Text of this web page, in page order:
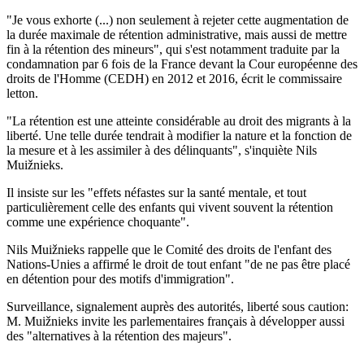
"Je vous exhorte (...) non seulement à rejeter cette augmentation de
la durée maximale de rétention administrative, mais aussi de mettre
fin à la rétention des mineurs", qui s'est notamment traduite par la
condamnation par 6 fois de la France devant la Cour européenne des
droits de l'Homme (CEDH) en 2012 et 2016, écrit le commissaire
letton.
"La rétention est une atteinte considérable au droit des migrants à la
liberté. Une telle durée tendrait à modifier la nature et la fonction de
la mesure et à les assimiler à des délinquants", s'inquiète Nils
Muižnieks.
Il insiste sur les "effets néfastes sur la santé mentale, et tout
particulièrement celle des enfants qui vivent souvent la rétention
comme une expérience choquante".
Nils Muižnieks rappelle que le Comité des droits de l'enfant des
Nations-Unies a affirmé le droit de tout enfant "de ne pas être placé
en détention pour des motifs d'immigration".
Surveillance, signalement auprès des autorités, liberté sous caution:
M. Muižnieks invite les parlementaires français à développer aussi
des "alternatives à la rétention des majeurs".